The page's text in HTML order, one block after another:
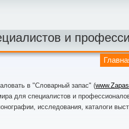
и
в "Словарный запас" (
для специалистов и
исследования, каталоги